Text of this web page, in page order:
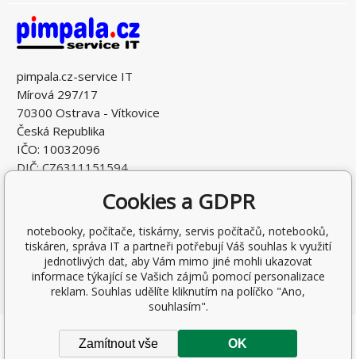
pimpala.cz-service IT
Mírová 297/17
70300 Ostrava - Vítkovice
Česká Republika
IČO: 10032096
DIČ: CZ6311151594
Copyright © 2026 Ing. Antonín Pohludka
Cookies a GDPR
notebooky, počítače, tiskárny, servis počítačů, notebooků,
tiskáren, správa IT a partneři potřebují Váš souhlas k využití
jednotlivých dat, aby Vám mimo jiné mohli ukazovat
informace týkající se Vašich zájmů pomocí personalizace
reklam. Souhlas udělíte kliknutím na políčko "Ano,
souhlasím".
Zamítnout vše OK